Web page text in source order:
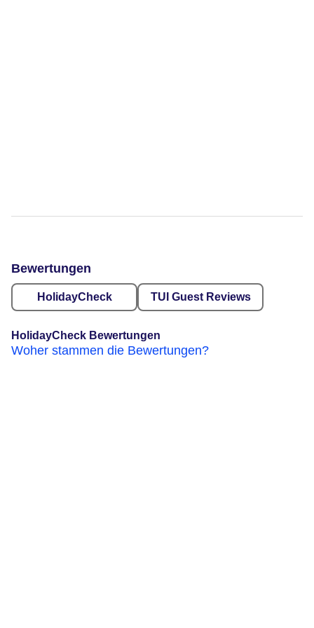
Bewertungen
HolidayCheck TUI Guest Reviews
HolidayCheck Bewertungen
Woher stammen die Bewertungen?